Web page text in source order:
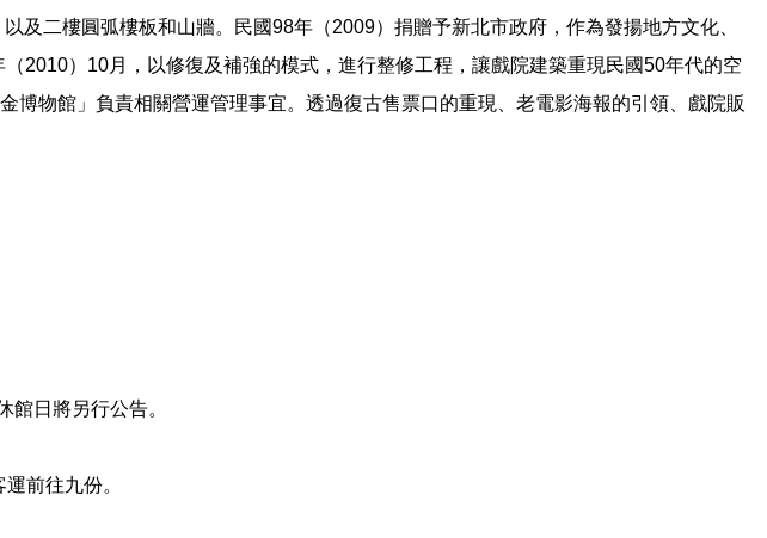
二樓圓弧樓板和山牆。民國98年（2009）捐贈予新北市政府，作為發揚地方文化、
2010）10月，以修復及補強的模式，進行整修工程，讓戲院建築重現民國50年代的空
物館」負責相關營運管理事宜。透過復古售票口的重現、老電影海報的引領、戲院販
日將另行公告。
前往九份。